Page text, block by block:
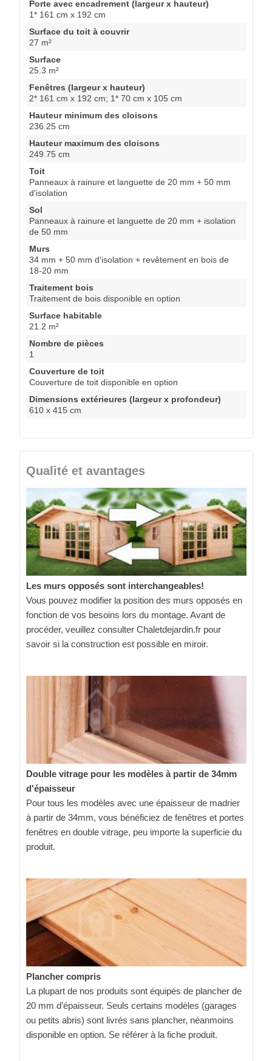
Porte avec encadrement (largeur x hauteur)
1* 161 cm x 192 cm
Surface du toit à couvrir
27 m²
Surface
25.3 m²
Fenêtres (largeur x hauteur)
2* 161 cm x 192 cm; 1* 70 cm x 105 cm
Hauteur minimum des cloisons
236.25 cm
Hauteur maximum des cloisons
249.75 cm
Toit
Panneaux à rainure et languette de 20 mm + 50 mm
d'isolation
Sol
Panneaux à rainure et languette de 20 mm + isolation
de 50 mm
Murs
34 mm + 50 mm d'isolation + revêtement en bois de
18-20 mm
Traitement bois
Traitement de bois disponible en option
Surface habitable
21.2 m²
Nombre de pièces
1
Couverture de toit
Couverture de toit disponible en option
Dimensions extérieures (largeur x profondeur)
610 x 415 cm
Qualité et avantages
Les murs opposés sont interchangeables!
Vous pouvez modifier la position des murs opposés en
fonction de vos besoins lors du montage. Avant de
procéder, veuillez consulter Chaletdejardin.fr pour
savoir si la construction est possible en miroir.
Double vitrage pour les modèles à partir de 34mm
d'épaisseur
Pour tous les modèles avec une épaisseur de madrier
à partir de 34mm, vous bénéficiez de fenêtres et portes
fenêtres en double vitrage, peu importe la superficie du
produit.
Plancher compris
La plupart de nos produits sont équipés de plancher de
20 mm d’épaisseur. Seuls certains modèles (garages
ou petits abris) sont livrés sans plancher, néanmoins
disponible en option. Se référer à la fiche produit.